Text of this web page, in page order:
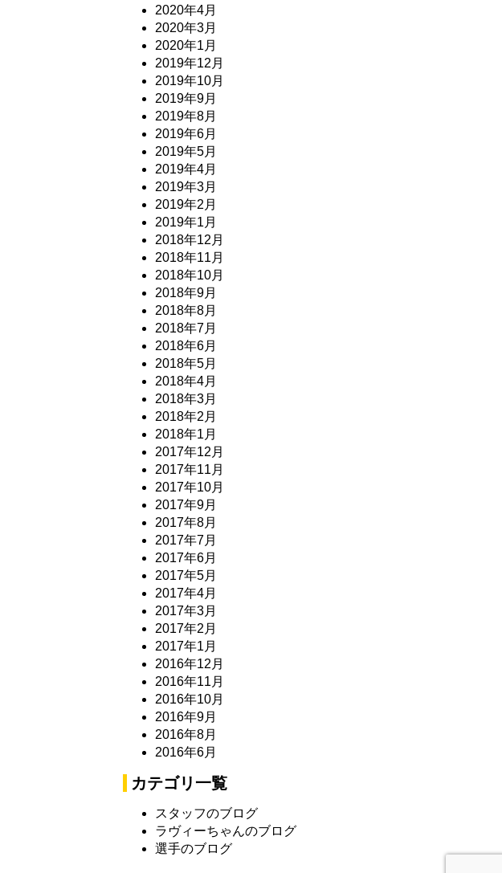
2020年4月
2020年3月
2020年1月
2019年12月
2019年10月
2019年9月
2019年8月
2019年6月
2019年5月
2019年4月
2019年3月
2019年2月
2019年1月
2018年12月
2018年11月
2018年10月
2018年9月
2018年8月
2018年7月
2018年6月
2018年5月
2018年4月
2018年3月
2018年2月
2018年1月
2017年12月
2017年11月
2017年10月
2017年9月
2017年8月
2017年7月
2017年6月
2017年5月
2017年4月
2017年3月
2017年2月
2017年1月
2016年12月
2016年11月
2016年10月
2016年9月
2016年8月
2016年6月
カテゴリ一覧
スタッフのブログ
ラヴィーちゃんのブログ
選手のブログ